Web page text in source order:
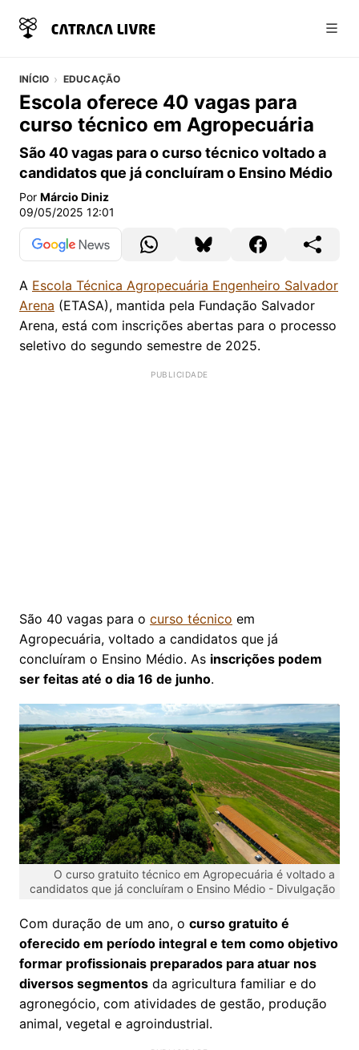
INÍCIO EDUCAÇÃO
Escola oferece 40 vagas para
curso técnico em Agropecuária
São 40 vagas para o curso técnico voltado a
candidatos que já concluíram o Ensino Médio
Por Márcio Diniz
09/05/2025 12:01
A Escola Técnica Agropecuária Engenheiro Salvador
Arena (ETASA), mantida pela Fundação Salvador
Arena, está com inscrições abertas para o processo
seletivo do segundo semestre de 2025.
São 40 vagas para o curso técnico em
Agropecuária, voltado a candidatos que já
concluíram o Ensino Médio. As inscrições podem
ser feitas até o dia 16 de junho.
O curso gratuito técnico em Agropecuária é voltado a
candidatos que já concluíram o Ensino Médio - Divulgação
Com duração de um ano, o curso gratuito é
oferecido em período integral e tem como objetivo
formar profissionais preparados para atuar nos
diversos segmentos da agricultura familiar e do
agronegócio, com atividades de gestão, produção
animal, vegetal e agroindustrial.